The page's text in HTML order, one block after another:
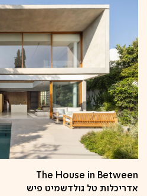
The House in Between
אדריכלות טל גולדשמיט פיש